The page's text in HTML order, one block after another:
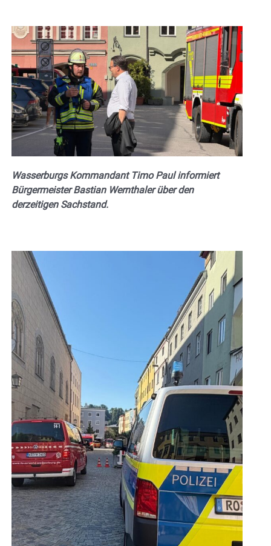
Wasserburgs Kommandant Timo Paul informiert
Bürgermeister Bastian Wernthaler über den
derzeitigen Sachstand.